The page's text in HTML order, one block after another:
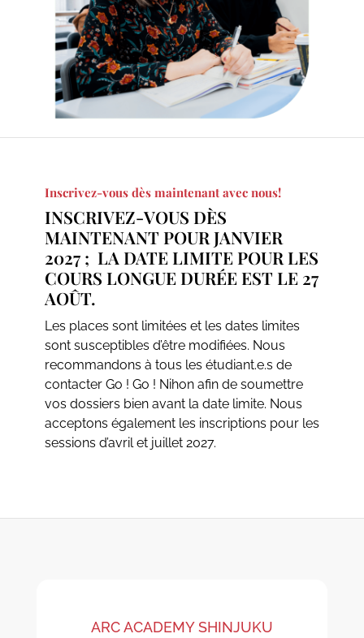
Inscrivez-vous dès maintenant avec nous!
INSCRIVEZ-VOUS DÈS
MAINTENANT POUR JANVIER
2027 ; LA DATE LIMITE POUR LES
COURS LONGUE DURÉE EST LE 27
AOÛT.
Les places sont limitées et les dates limites
sont susceptibles d’être modifiées. Nous
recommandons à tous les étudiant.e.s de
contacter Go ! Go ! Nihon afin de soumettre
vos dossiers bien avant la date limite. Nous
acceptons également les inscriptions pour les
sessions d’avril et juillet 2027.
ARC ACADEMY SHINJUKU